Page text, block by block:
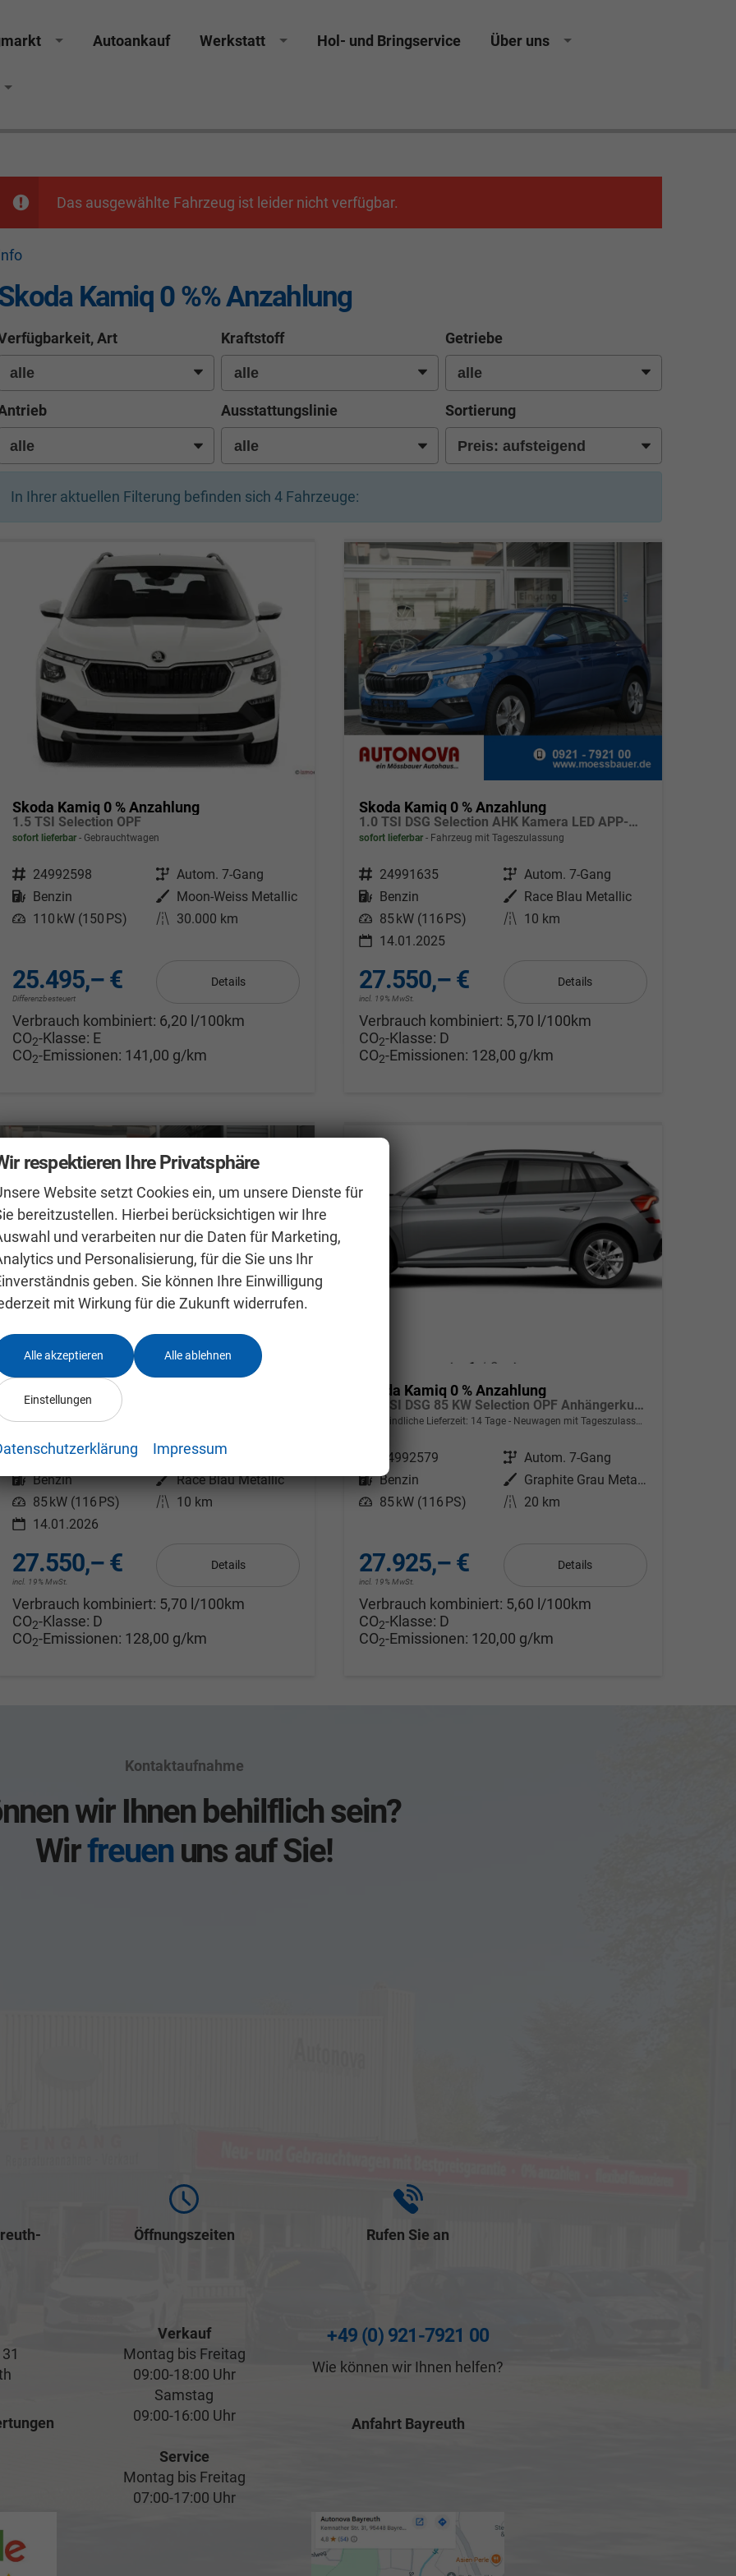
Autoankauf Werkstatt Hol- und Bringservice Über uns
Das ausgewählte Fahrzeug ist leider nicht verfügbar.
Kamiq 0 %% Anzahlung
Art Kraftstoff Getriebe
Ausstattungslinie Sortierung
In Ihrer aktuellen Filterung befinden sich 4 Fahrzeuge:
Skoda Kamiq 0 % Anzahlung
1.5 TSI Selection OPF
sofort lieferbar Gebrauchtwagen
Fahrzeugnr. 24992598 Getriebe Autom. 7-Gang
Kraftstoff Benzin Außenfarbe Moon-Weiss Metallic
Leistung 110 kW (150 PS) Kilometerstand 30.000 km
25.495,– €
Differenzbesteuert
Details
Verbrauch kombiniert: 6,20 l/100km
CO2-Klasse: E
CO2-Emissionen: 141,00 g/km
Skoda Kamiq 0 % Anzahlung
1.0 TSI DSG Selection AHK Kamera LED APP-Navi Sitzheizung
sofort lieferbar Fahrzeug mit Tageszulassung
Fahrzeugnr. 24991635 Getriebe Autom. 7-Gang
Kraftstoff Benzin Außenfarbe Race Blau Metallic
Leistung 85 kW (116 PS) Kilometerstand 10 km
14.01.2025
27.550,– €
incl. 19% MwSt.
Details
Verbrauch kombiniert: 5,70 l/100km
CO2-Klasse: D
CO2-Emissionen: 128,00 g/km
Skoda Kamiq 0 % Anzahlung
sofort lieferbar Fahrzeug mit Tageszulassung
Fahrzeugnr. 24991636 GetriebeAutom. 7-Gang
Kraftstoff Benzin Außenfarbe Race Blau Metallic
Leistung 85 kW (116 PS) Kilometerstand 10 km
14.01.2026
27.550,– €
incl. 19% MwSt.
Details
Verbrauch kombiniert: 5,70 l/100km
CO2-Klasse: D
CO2-Emissionen: 128,00 g/km
Skoda Kamiq 0 % Anzahlung
1.0 TSI DSG 85 KW Selection OPF Anhängerkupplung + Winter Paket Plus
unverbindliche Lieferzeit: 14 Tage Neuwagen mit Tageszulassung
24992579 Getriebe Autom. 7-Gang
Kraftstoff Benzin Außenfarbe
Graphite Grau Metallic
Leistung 85 kW (116 PS) Kilometerstand 20 km
27.925,– €
incl. 19% MwSt.
Details
Verbrauch kombiniert: 5,60 l/100km
CO2-Klasse: D
CO2-Emissionen: 120,00 g/km
Kontaktaufnahme
wir Ihnen behilflich sein?
Wirfreuenuns auf Sie!
Öffnungszeiten
Verkauf
Montag bis Freitag
09:00-18:00 Uhr
Samstag
09:00-16:00 Uhr
Service
Montag bis Freitag
07:00-17:00 Uhr
Rufen Sie an
+49 (0) 921-7921 00
Wie können wir Ihnen helfen?
Anfahrt Bayreuth
respektieren Ihre Privatsphäre
Website setzt Cookies ein, um unsere Dienste für
bereitzustellen. Hierbei berücksichtigen wir Ihre
und verarbeiten nur die Daten für Marketing,
und Personalisierung, für die Sie uns Ihr
geben. Sie können Ihre Einwilligung
mit Wirkung für die Zukunft widerrufen.
Alle akzeptieren Alle ablehnen
Einstellungen
Impressum